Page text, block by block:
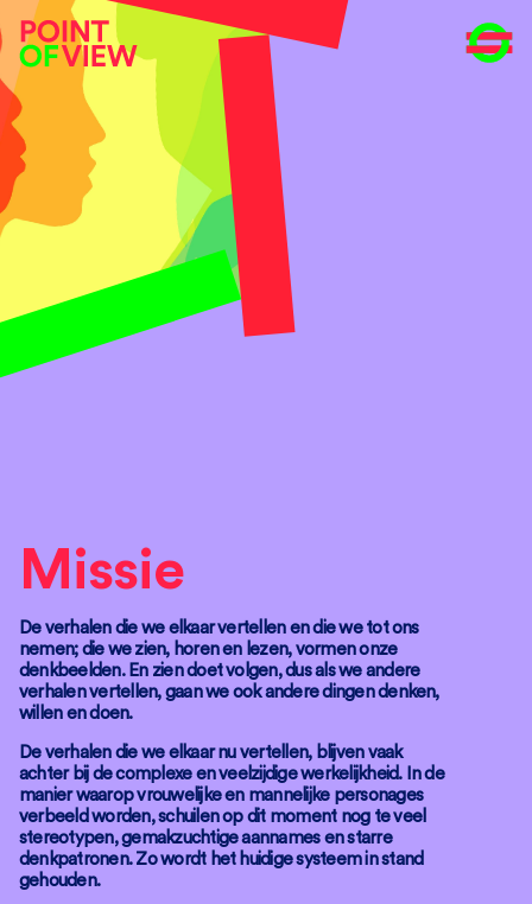
Missie
De verhalen die we elkaar vertellen en die we tot ons
nemen; die we zien, horen en lezen, vormen onze
denkbeelden. En zien doet volgen, dus als we andere
verhalen vertellen, gaan we ook andere dingen denken,
willen en doen.
De verhalen die we elkaar nu vertellen, blijven vaak
achter bij de complexe en veelzijdige werkelijkheid. In de
manier waarop vrouwelijke en mannelijke personages
verbeeld worden, schuilen op dit moment nog te veel
stereotypen, gemakzuchtige aannames en starre
denkpatronen. Zo wordt het huidige systeem in stand
gehouden.